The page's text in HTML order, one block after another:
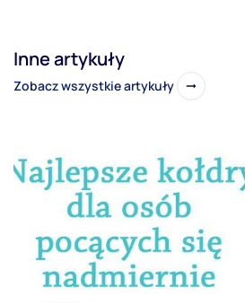
Inne artykuły
Zobacz wszystkie artykuły